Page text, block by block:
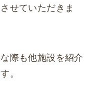
せていただきま
際も他施設を紹介
。